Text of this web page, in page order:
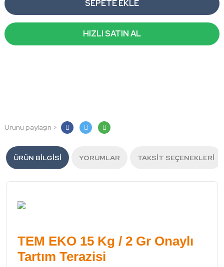
SEPETE EKLE
HIZLI SATIN AL
Ürünü paylaşın >
ÜRÜN BILGISI YORUMLAR TAKSIT SEÇENEKLERI
TEM EKO 15 Kg / 2 Gr Onaylı
Tartım Terazisi